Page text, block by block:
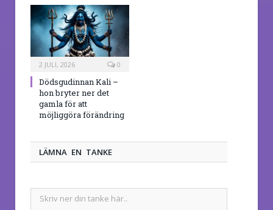
2 JULI, 2026 0
Dödsgudinnan Kali –
hon bryter ner det
gamla för att
möjliggöra förändring
LÄMNA EN TANKE